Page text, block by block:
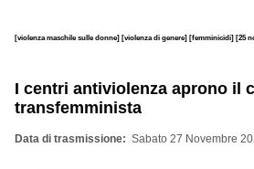
[violenza maschile sulle donne] [violenza di genere] [femminicidi] [25
I centri antiviolenza aprono il
transfemminista
Data di trasmissione Sabato 27 Novembre